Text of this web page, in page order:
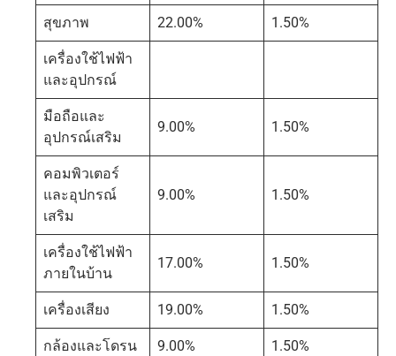
สุขภาพ 22.00% 1.50%
เครื่องใช้ไฟฟ้า
และอุปกรณ์
มือถือและ
อุปกรณ์เสริม
9.00% 1.50%
คอมพิวเตอร์
และอุปกรณ์
เสริม
9.00% 1.50%
เครื่องใช้ไฟฟ้า
ภายในบ้าน
17.00% 1.50%
เครื่องเสียง 19.00% 1.50%
กล้องและโดรน 9.00% 1.50%